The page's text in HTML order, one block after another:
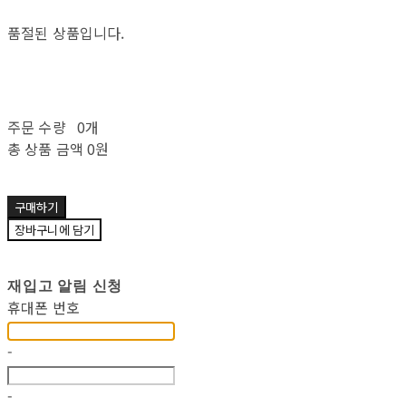
품절된 상품입니다.
주문 수량 0개
총 상품 금액 0원
구매하기
장바구니에 담기
재입고 알림 신청
휴대폰 번호
-
-